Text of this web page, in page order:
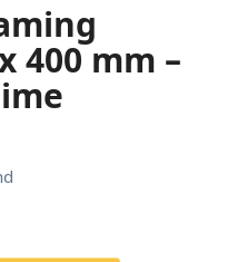
400 mm –
Oberfläche
&